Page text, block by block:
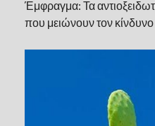
Έμφραγμα: Τα
που μειώνουν τον κίνδυνο